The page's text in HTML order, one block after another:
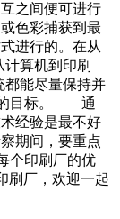
互之间便可进行
建或色彩捕获到最
进行的。在从
算机到印刷
都能尽量保持并
的目标。 通
术经验是最不好
期间，要重点
每个印刷厂的优
厂，欢迎一起